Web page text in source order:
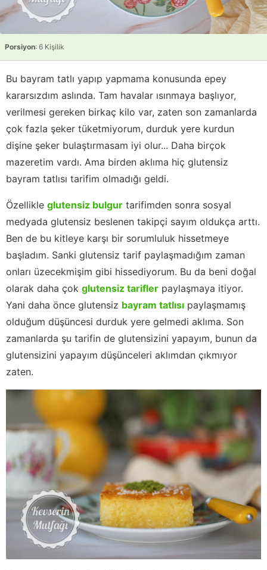
Porsiyon: 6 Kişilik
Bu bayram tatlı yapıp yapmama konusunda epey
kararsızdım aslında. Tam havalar ısınmaya başlıyor,
verilmesi gereken birkaç kilo var, zaten son zamanlarda
çok fazla şeker tüketmiyorum, durduk yere kurdun
dişine şeker bulaştırmasam iyi olur... Daha birçok
mazeretim vardı. Ama birden aklıma hiç glutensiz
bayram tatlısı tarifim olmadığı geldi.
Özellikle glutensiz bulgur tarifimden sonra sosyal
medyada glutensiz beslenen takipçi sayım oldukça arttı.
Ben de bu kitleye karşı bir sorumluluk hissetmeye
başladım. Sanki glutensiz tarif paylaşmadığım zaman
onları üzecekmişim gibi hissediyorum. Bu da beni doğal
olarak daha çok glutensiz tarifler paylaşmaya itiyor.
Yani daha önce glutensiz bayram tatlısı paylaşmamış
olduğum düşüncesi durduk yere gelmedi aklıma. Son
zamanlarda şu tarifin de glutensizini yapayım, bunun da
glutensizini yapayım düşünceleri aklımdan çıkmıyor
zaten.